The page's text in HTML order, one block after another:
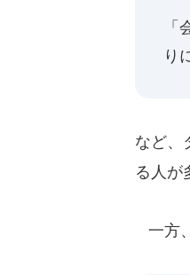
り
など、
る人が
一方